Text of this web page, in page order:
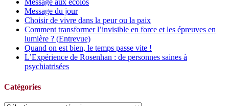
Message aux écolos
Message du jour
Choisir de vivre dans la peur ou la paix
Comment transformer l’invisible en force et les épreuves en
lumière ? (Entrevue)
Quand on est bien, le temps passe vite !
L’Expérience de Rosenhan : de personnes saines à
psychiatrisées
Catégories